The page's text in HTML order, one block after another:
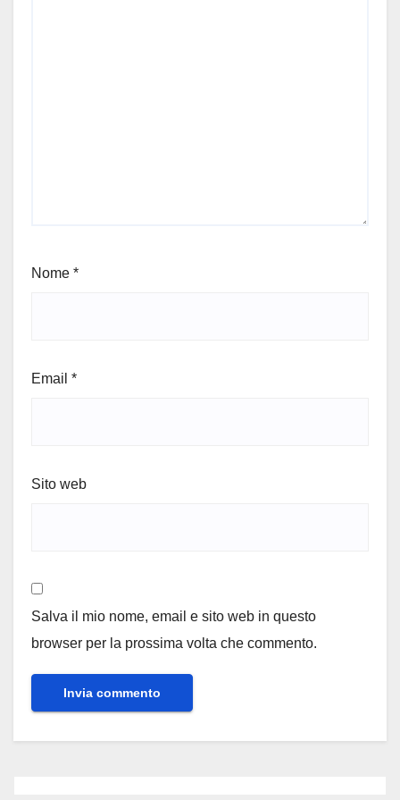
Nome *
Email *
Sito web
Salva il mio nome, email e sito web in questo
browser per la prossima volta che commento.